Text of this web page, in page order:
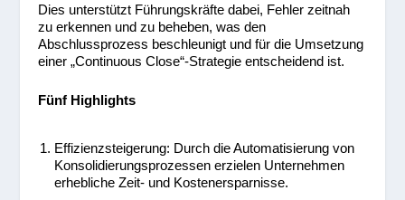
Dies unterstützt Führungskräfte dabei, Fehler zeitnah
zu erkennen und zu beheben, was den
Abschlussprozess beschleunigt und für die Umsetzung
einer „Continuous Close“-Strategie entscheidend ist.
Fünf Highlights
Effizienzsteigerung: Durch die Automatisierung von
Konsolidierungsprozessen erzielen Unternehmen
erhebliche Zeit- und Kostenersparnisse.